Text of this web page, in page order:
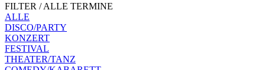
FILTER / ALLE TERMINE
ALLE
DISCO/PARTY
KONZERT
FESTIVAL
THEATER/TANZ